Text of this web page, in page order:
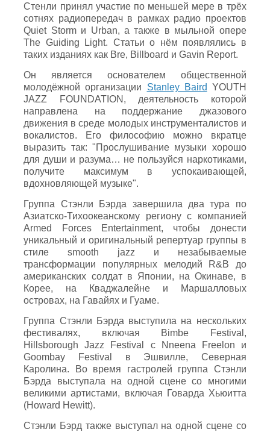
Стенли принял участие по меньшей мере в трёх
сотнях радиопередач в рамках радио проектов
Quiet Storm и Urban, а также в мыльной опере
The Guiding Light. Статьи о нём появлялись в
таких изданиях как Bre, Billboard и Gavin Report.
Он является основателем общественной
молодёжной организации Stanley Baird YOUTH
JAZZ FOUNDATION, деятельность которой
направлена на поддержание джазового
движения в среде молодых инструменталистов и
вокалистов. Его философию можно вкратце
выразить так: "Прослушивание музыки хорошо
для души и разума… не пользуйся наркотиками,
получите максимум в успокаивающей,
вдохновляющей музыке".
Группа Стэнли Бэрда завершила два тура по
Азиатско-Тихоокеанскому региону с компанией
Armed Forces Entertainment, чтобы донести
уникальный и оригинальный репертуар группы в
стиле smooth jazz и незабываемые
трансформации популярных мелодий R&B до
американских солдат в Японии, на Окинаве, в
Корее, на Кваджалейне и Маршалловых
островах, на Гавайях и Гуаме.
Группа Стэнли Бэрда выступила на нескольких
фестивалях, включая Bimbe Festival,
Hillsborough Jazz Festival с Nneena Freelon и
Goombay Festival в Эшвилле, Северная
Каролина. Во время гастролей группа Стэнли
Бэрда выступала на одной сцене со многими
великими артистами, включая Говарда Хьюитта
(Howard Hewitt).
Стэнли Бэрд также выступал на одной сцене со